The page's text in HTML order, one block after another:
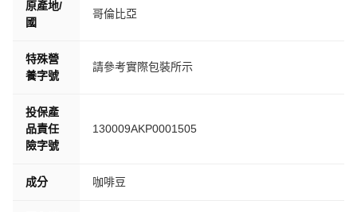
原產地/
國
哥倫比亞
特殊營
養字號
請參考實際包裝所示
投保產
品責任
險字號
130009AKP0001505
成分 咖啡豆